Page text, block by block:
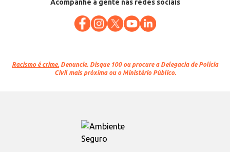
Acompanhe a gente nas redes sociais
Racismo é crime. Denuncie. Disque 100 ou procure a Delegacia de Polícia
Civil mais próxima ou o Ministério Público.